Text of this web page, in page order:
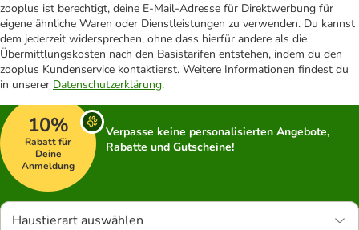
zooplus ist berechtigt, deine E-Mail-Adresse für Direktwerbung für
eigene ähnliche Waren oder Dienstleistungen zu verwenden. Du kannst
dem jederzeit widersprechen, ohne dass hierfür andere als die
Übermittlungskosten nach den Basistarifen entstehen, indem du den
zooplus Kundenservice kontaktierst. Weitere Informationen findest du
in unserer Datenschutzerklärung.
10%
Rabatt für
Deine
Anmeldung
Verpasse keine personalisierten Angebote,
Rabatte und Gutscheine!
Haustierart auswählen